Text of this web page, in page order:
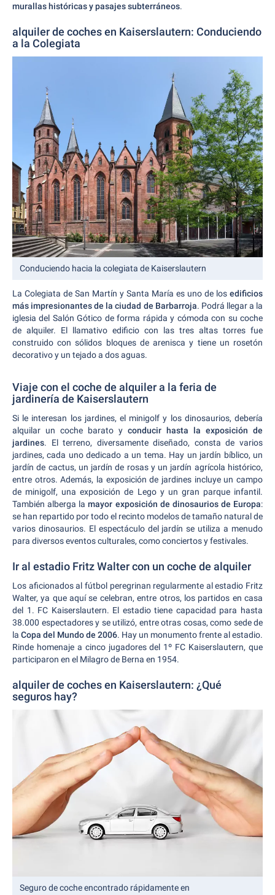
murallas históricas y pasajes subterráneos.
alquiler de coches en Kaiserslautern: Conduciendo
a la Colegiata
Conduciendo hacia la colegiata de Kaiserslautern
La Colegiata de San Martín y Santa María es uno de los edificios
más impresionantes de la ciudad de Barbarroja. Podrá llegar a la
iglesia del Salón Gótico de forma rápida y cómoda con su coche
de alquiler. El llamativo edificio con las tres altas torres fue
construido con sólidos bloques de arenisca y tiene un rosetón
decorativo y un tejado a dos aguas.
Viaje con el coche de alquiler a la feria de
jardinería de Kaiserslautern
Si le interesan los jardines, el minigolf y los dinosaurios, debería
alquilar un coche barato y conducir hasta la exposición de
jardines. El terreno, diversamente diseñado, consta de varios
jardines, cada uno dedicado a un tema. Hay un jardín bíblico, un
jardín de cactus, un jardín de rosas y un jardín agrícola histórico,
entre otros. Además, la exposición de jardines incluye un campo
de minigolf, una exposición de Lego y un gran parque infantil.
También alberga lamayor exposición de dinosaurios de Europa:
se han repartido por todo el recinto modelos de tamaño natural de
varios dinosaurios. El espectáculo del jardín se utiliza a menudo
para diversos eventos culturales, como conciertos y festivales.
Ir al estadio Fritz Walter con un coche de alquiler
Los aficionados al fútbol peregrinan regularmente al estadio Fritz
Walter, ya que aquí se celebran, entre otros, los partidos en casa
del 1. FC Kaiserslautern. El estadio tiene capacidad para hasta
38.000 espectadores y se utilizó, entre otras cosas, como sede de
la Copa del Mundo de 2006. Hay un monumento frente al estadio.
Rinde homenaje a cinco jugadores del 1º FC Kaiserslautern, que
participaron en el Milagro de Berna en 1954.
alquiler de coches en Kaiserslautern: ¿Qué
seguros hay?
Seguro de coche encontrado rápidamente en